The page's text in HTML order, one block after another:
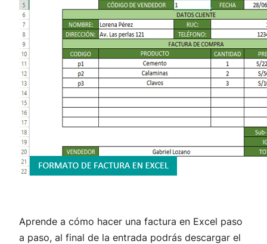
Aprende a cómo hacer una factura en Excel paso
a paso, al final de la entrada podrás descargar el